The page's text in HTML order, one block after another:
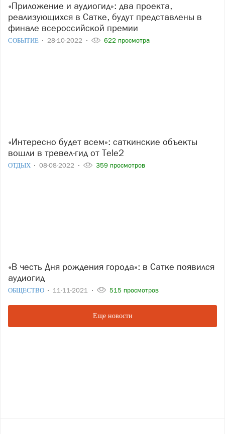
«Приложение и аудиогид»: два проекта,
реализующихся в Сатке, будут представлены в
финале всероссийской премии
СОБЫТИЕ 28-10-2022 622 просмотра
«Интересно будет всем»: саткинские объекты
вошли в тревел-гид от Tele2
ОТДЫХ 08-08-2022 359 просмотров
«В честь Дня рождения города»: в Сатке появился
аудиогид
ОБЩЕСТВО 11-11-2021 515 просмотров
Еще новости